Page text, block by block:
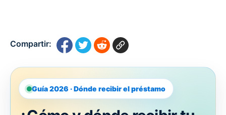
Compartir:
Guía 2026 · Dónde recibir el préstamo